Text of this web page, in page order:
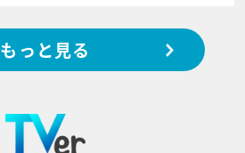
もっと見る